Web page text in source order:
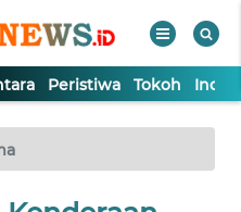
Peristiwa Tokoh